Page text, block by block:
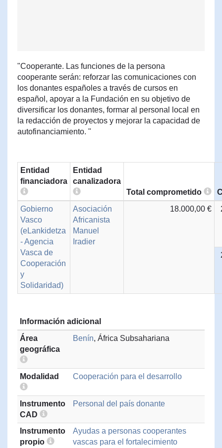
"Cooperante. Las funciones de la persona
cooperante serán: reforzar las comunicaciones con
los donantes españoles a través de cursos en
español, apoyar a la Fundación en su objetivo de
diversificar los donantes, formar al personal local en
la redacción de proyectos y mejorar la capacidad de
autofinanciamiento. "
Entidad
financiadora
Entidad
canalizadora
Total comprometido
Gobierno
Vasco
(eLankidetza
- Agencia
Vasca de
Cooperación
y
Solidaridad)
Asociación
Africanista
Manuel
Iradier
18.000,00 €
Información adicional
Área
geográfica
Benín, África Subsahariana
Modalidad Cooperación para el desarrollo
Instrumento
CAD
Personal del país donante
Instrumento
propio
Ayudas a personas cooperantes
vascas para el fortalecimiento